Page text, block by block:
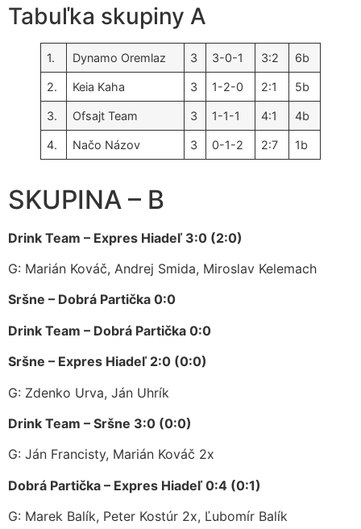
Tabuľka skupiny A
1. Dynamo Oremlaz 3 3-0-1 3:2 6b
2. Keia Kaha 3 1-2-0 2:1 5b
3. Ofsajt Team 3 1-1-1 4:1 4b
4. Načo Názov 3 0-1-2 2:7 1b
SKUPINA – B
Drink Team – Expres Hiadeľ 3:0 (2:0)
G: Marián Kováč, Andrej Smida, Miroslav Kelemach
Sršne – Dobrá Partička 0:0
Drink Team – Dobrá Partička 0:0
Sršne – Expres Hiadeľ 2:0 (0:0)
G: Zdenko Urva, Ján Uhrík
Drink Team – Sršne 3:0 (0:0)
G: Ján Francisty, Marián Kováč 2x
Dobrá Partička – Expres Hiadeľ 0:4 (0:1)
G: Marek Balík, Peter Kostúr 2x, Ľubomír Balík